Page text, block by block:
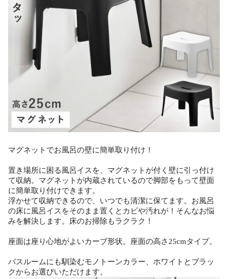
マグネットでお風呂の壁に簡単取り付け！
置き場所に困る風呂イスを、マグネットが付く壁に引っ付け
て収納。マグネットが内蔵されているので脚部をもって壁面
に簡単取り付けできます。
浮かせて収納できるので、いつでも清潔に保てます。お風呂
の床に風呂イスをそのまま置くとカビや汚れが！そんなお悩
みを解決します。床のお掃除もラクラク！
座面は座り心地がよいカーブ形状。座面の高さ25cmタイプ。
バスルームにも馴染むモノトーンカラー、ホワイトとブラッ
クからお選びいただけます。